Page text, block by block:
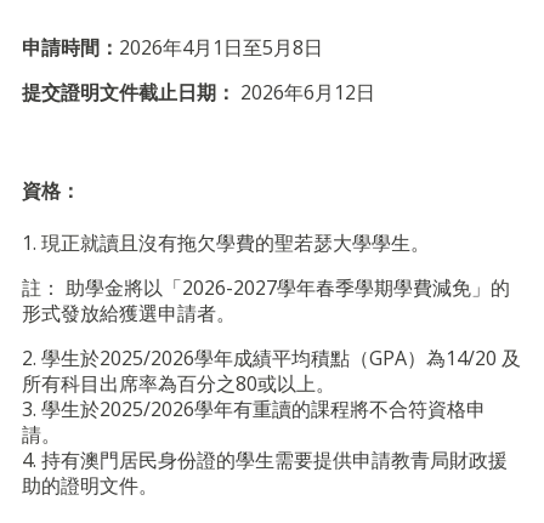
申請時間： 2026年4月1日至5月8日
提交證明文件截止日期： 2026年6月12日
資格：
1. 現正就讀且沒有拖欠學費的聖若瑟大學學生。
註： 助學金將以「2026-2027學年春季學期學費減免」的
形式發放給獲選申請者。
2. 學生於2025/2026學年成績平均積點（GPA）為14/20 及
所有科目出席率為百分之80或以上。
3. 學生於2025/2026學年有重讀的課程將不合符資格申
請。
4. 持有澳門居民身份證的學生需要提供申請教青局財政援
助的證明文件。